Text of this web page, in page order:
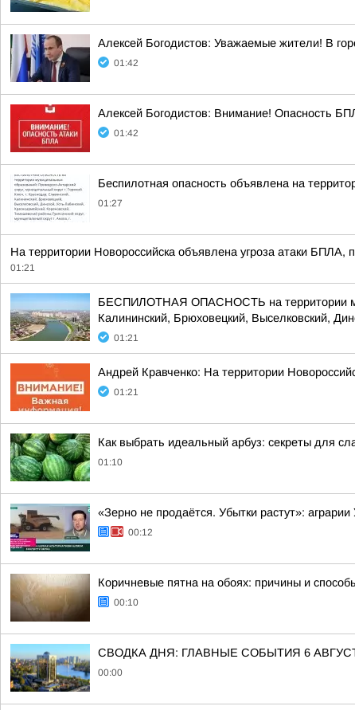
Алексей Богодистов: Уважаемые жители! В
01:42
Алексей Богодистов: Внимание! Опасность
01:42
Беспилотная опасность объявлена на
01:27
На территории Новороссийска объявлена угроза атаки БПЛА,
01:21
БЕСПИЛОТНАЯ ОПАСНОСТЬ на территории
Калининский, Брюховецкий, Выселковский,
01:21
Андрей Кравченко: На территории
01:21
Как выбрать идеальный арбуз: секреты для
01:10
«Зерно не продаётся. Убытки растут»:
00:12
Коричневые пятна на обоях: причины и
00:10
СВОДКА ДНЯ: ГЛАВНЫЕ СОБЫТИЯ 6
00:00